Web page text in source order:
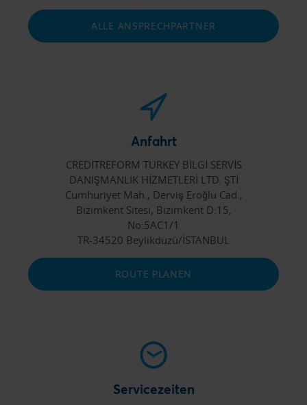
ALLE ANSPRECHPARTNER
Anfahrt
CREDİTREFORM TURKEY BİLGİ SERVİS
DANIŞMANLIK HİZMETLERİ LTD. ŞTİ
Cumhuriyet Mah., Derviş Eroğlu Cad.,
Bizimkent Sitesi, Bizimkent D:15,
No:5AC1/1
TR-34520 Beylikdüzü/İSTANBUL
ROUTE PLANEN
Servicezeiten